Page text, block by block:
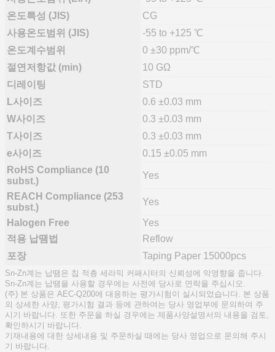
온도특성 (JIS)
CG
사용온도범위 (JIS)
-55 to +125 ℃
온도계수범위
0 ±30 ppm/℃
절연저항값 (min)
10 GΩ
디레이팅
STD
L사이즈
0.6 ±0.03 mm
W사이즈
0.3 ±0.03 mm
T사이즈
0.3 ±0.03 mm
e사이즈
0.15 ±0.05 mm
RoHS Compliance (10
subst.)
Yes
REACH Compliance (253
subst.)
Yes
Halogen Free
Yes
적용 납땜법
Reflow
포장
Taping Paper 15000pcs
Sn-Zn계는 납땜은 칩 적층 세라믹 커패시터의 신뢰성에 악영향을 줍니다.
Sn-Zn계는 납땜을 사용할 경우에는 사전에 당사로 연락을 주십시오.
(주) 본 상품은 AEC-Q200에 대응하는 평가시험이 실시되었습니다. 본 상품
의 상세한 사양, 평가시험 결과 등에 관하여는 당사 영업부에 문의하여 주
시기 바랍니다. 또한 주문을 하실 경우에는 제품사양설명서의 내용을 검토,
확인하시기 바랍니다.
기재내용에 대한 상세내용 및 주문하실 때에는 당사 영업으로 문의해 주시
기 바랍니다.